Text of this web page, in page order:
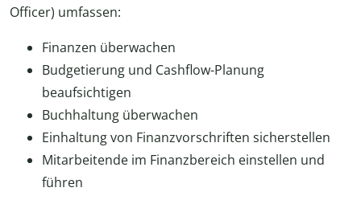
Officer) umfassen:
Finanzen überwachen
Budgetierung und Cashflow-Planung
beaufsichtigen
Buchhaltung überwachen
Einhaltung von Finanzvorschriften sicherstellen
Mitarbeitende im Finanzbereich einstellen und
führen